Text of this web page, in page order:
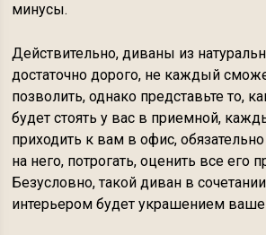
минусы.
Действительно, диваны из
достаточно дорого, не каждый
позволить, однако представьте то,
будет стоять у вас в приемной,
приходить к вам в офис, обязательно
на него, потрогать, оценить все его
Безусловно, такой диван в
интерьером будет украшением